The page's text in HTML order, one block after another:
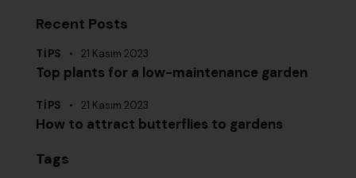
Recent Posts
TIPS 21 Kasım 2023
Top plants for a low-maintenance garden
TIPS 21 Kasım 2023
How to attract butterflies to gardens
Tags